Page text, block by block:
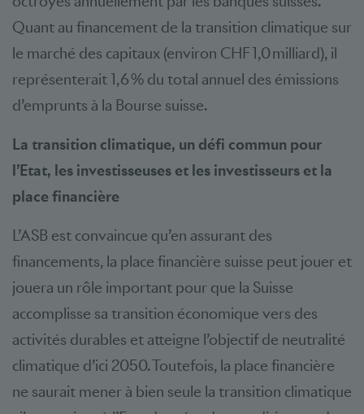
Quant au financement de la transition climatique sur
le marché des capitaux (environ CHF 1,0 milliard), il
représenterait 1,6 % du total annuel des émissions
d’emprunts à la Bourse suisse.
La transition climatique, un défi commun pour
l’Etat, les investisseuses et les investisseurs et la
place financière
L’ASB est convaincue qu’en assurant des
financements, la place financière suisse peut jouer et
jouera un rôle important pour que la Suisse
accomplisse sa transition économique vers des
activités durables et atteigne l’objectif de neutralité
climatique d’ici 2050. Toutefois, la place financière
ne saurait mener à bien seule la transition climatique